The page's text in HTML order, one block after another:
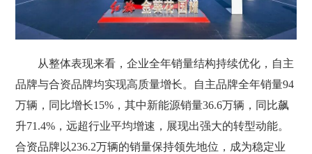
从整体表现来看，企业全年销量结构持续优化，自主
品牌与合资品牌均实现高质量增长。自主品牌全年销量94
万辆，同比增长15%，其中新能源销量36.6万辆，同比飙
升71.4%，远超行业平均增速，展现出强大的转型动能。
合资品牌以236.2万辆的销量保持领先地位，成为稳定业